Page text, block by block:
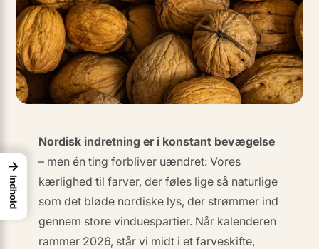
Nordisk indretning er i konstant bevægelse
– men én ting forbliver uændret: Vores
kærlighed til farver, der føles lige så naturlige
som det bløde nordiske lys, der strømmer ind
gennem store vinduespartier. Når kalenderen
rammer 2026, står vi midt i et farveskifte,
→
Indhold